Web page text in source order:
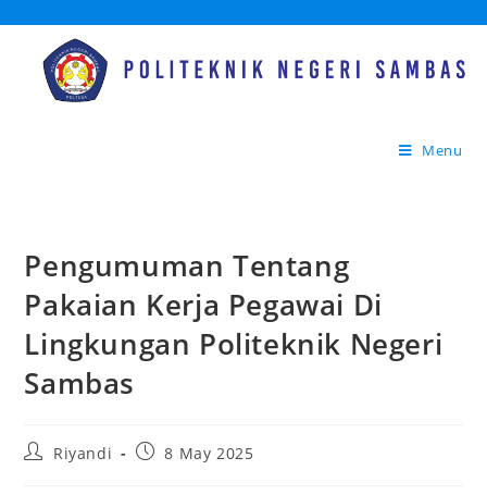
Menu
Pengumuman Tentang
Pakaian Kerja Pegawai Di
Lingkungan Politeknik Negeri
Sambas
Riyandi 8 May 2025